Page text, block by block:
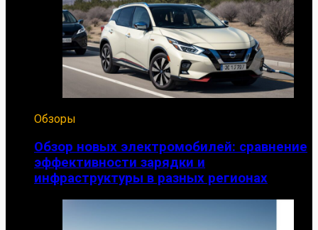
Обзоры
Обзор новых электромобилей: сравнение
эффективности зарядки и
инфраструктуры в разных регионах